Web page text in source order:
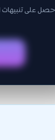
على تنبيهات